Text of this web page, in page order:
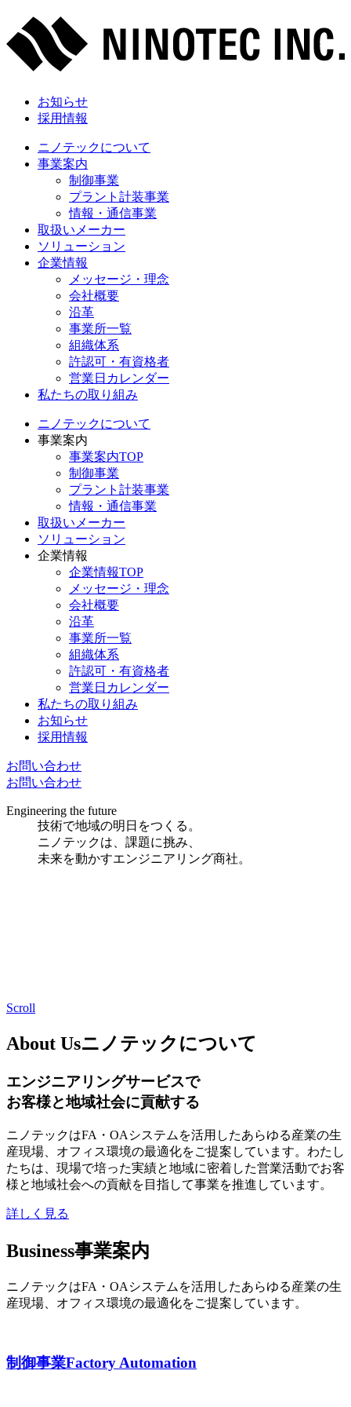
お知らせ
採用情報
ニノテックについて
事業案内
制御事業
プラント計装事業
情報・通信事業
取扱いメーカー
ソリューション
企業情報
メッセージ・理念
会社概要
沿革
事業所一覧
組織体系
許認可・有資格者
営業日カレンダー
私たちの取り組み
ニノテックについて
事業案内
事業案内TOP
制御事業
プラント計装事業
情報・通信事業
取扱いメーカー
ソリューション
企業情報
企業情報TOP
メッセージ・理念
会社概要
沿革
事業所一覧
組織体系
許認可・有資格者
営業日カレンダー
私たちの取り組み
お知らせ
採用情報
お問い合わせ
お問い合わせ
Engineering the future
技術で地域の明日をつくる。
ニノテックは、課題に挑み、
未来を動かすエンジニアリング商社。
Scroll
About Usニノテックについて
エンジニアリングサービスで
お客様と地域社会に貢献する
ニノテックはFA・OAシステムを活用したあらゆる産業の生
産現場、オフィス環境の最適化をご提案しています。わたし
たちは、現場で培った実績と地域に密着した営業活動でお客
様と地域社会への貢献を目指して事業を推進しています。
詳しく見る
Business事業案内
ニノテックはFA・OAシステムを活用したあらゆる産業の生
産現場、オフィス環境の最適化をご提案しています。
制御事業Factory Automation